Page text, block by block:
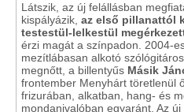
Látszik, az új felállásban
kispályázik, az első pillanattól
testestül-lelkestül
érzi magát a színpadon. 2004-
mezítlábasan alkotó szólógitáros,
megnőtt, a billentyűs Másik
frontember Menyhárt töretlenül
frizurában, alkatban, hang- és
mondanivalóban egyaránt. Az